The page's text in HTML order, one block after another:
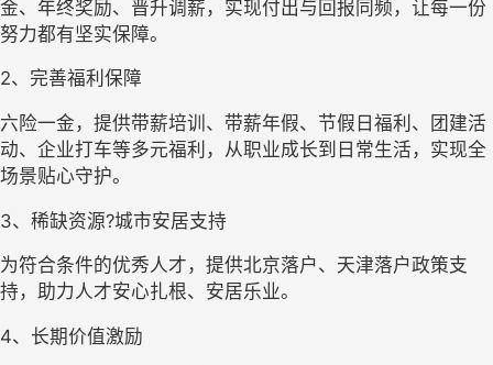
金、年终奖励、晋升调薪，实现付出与回报同频，让每一份
努力都有坚实保障。
2、 完善福利保障
六险一金 ，提供带薪培训、带薪年假、节假日福利、团建活
动、企业打车等多元福利，从职业成长到日常生活，实现全
场景贴心守护。
3、稀缺资源?城市安居支持
为符合条件的优秀人才，提供北京落户、天津落户政策支
持，助力人才安心扎根、安居乐业。
4、 长期价值激励